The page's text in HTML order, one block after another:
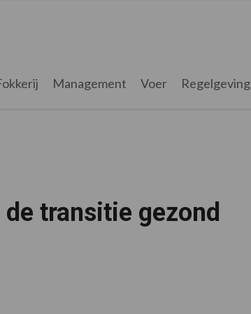
Management Voer Regelgeving
transitie gezond